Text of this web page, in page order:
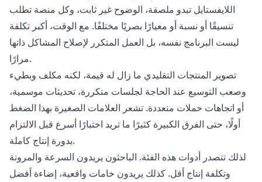
اللايفستايل تبدو ملصقة، الوضوح غير ثابت، وكل منصة تطلب
تنسيقًا أو نسبة أو معيارًا بصريًا مختلفًا. مع الوقت، أكبر تكلفة
ليست البرنامج نفسه، بل العمل المتكرر لإصلاح المشاكل ذاتها
مرارًا.
تصوير المنتجات التقليدي ما زال له قيمة، لكنه مكلف وبطيء
وصعب التوسيع عند الحاجة لجلسات متكررة، تحديثات موسمية،
أو اتجاهات حملات متعددة. تشعر العلامات الصغيرة بهذا الضغط
أولًا، حتى الفرق الكبيرة كثيرًا ما تريد اختبارًا أسرع قبل الالتزام
بدورة إنتاج كاملة.
لذلك تتصدر أدوات هذه الفئة. الباحثون يريدون السرعة والمرونة
وتكلفة إنتاج أقل. كذلك يريدون خامات واقعية، إضاءة أفضل